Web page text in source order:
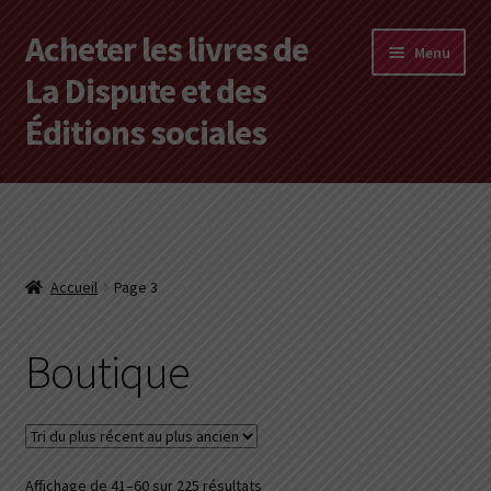
Aller
à
la
navigation
Aller
au
contenu
Acheter les livres de
La Dispute et des
Éditions sociales
Menu
Les livres en vente
Vous cherchez un livre ?
Vers les Éditions sociales
Accueil Page 3
Boutique
Affichage de 41–60 sur 225 résultatsTrié